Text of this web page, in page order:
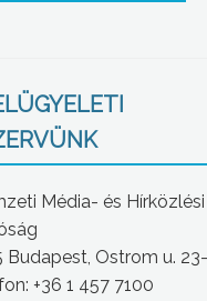
Média- és Hírközlési
Budapest, Ostrom u.
+36 1 457 7100